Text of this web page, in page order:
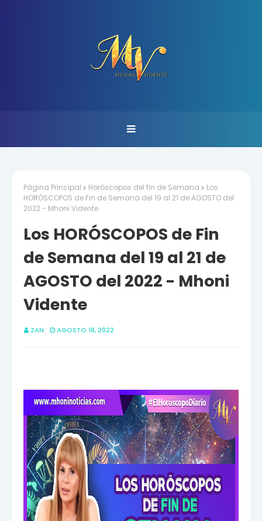
Página Principal Horóscopos del fin de Semana
Los
HORÓSCOPOS de Fin de Semana del 19 al 21 de AGOSTO del
2022 - Mhoni Vidente
Los HORÓSCOPOS de Fin
de Semana del 19 al 21 de
AGOSTO del 2022 - Mhoni
Vidente
ZAN AGOSTO 18, 2022